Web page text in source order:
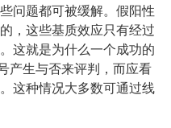
问题都可被缓解。假阳性
，这些基质效应只有经过
这就是为什么一个成功的
产生与否来评判，而应看
这种情况大多数可通过线